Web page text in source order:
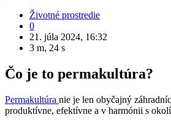
Životné prostredie
0
21. júla 2024, 16:32
3 m, 24 s
Čo je to permakultúra?
Permakultúra nie je len obyčajný
produktívne, efektívne a v harmónii s